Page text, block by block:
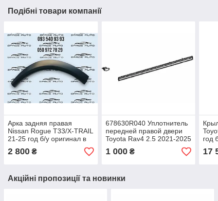
Подібні товари компанії
Арка задняя правая
Nissan Rogue T33/X-TRAIL
21-25 год б/у оригинал в
отличном
состоянии 788726RA0A
2 800 ₴
678630R040 Уплотнитель
передней правой двери
Toyota Rav4 2.5 2021-2025
год, б/у оригинал
1 000₴
год
3Т3
17
Акційні пропозиції та новинки